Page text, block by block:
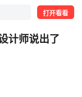
打开看看
计师说出了